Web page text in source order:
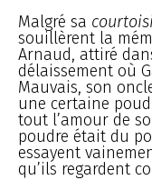
Malgré sa
souillèrent la
Arnaud, attiré
délaissement où
Mauvais, son
une certaine
tout l’amour de
poudre était du
essayent
qu’ils regardent